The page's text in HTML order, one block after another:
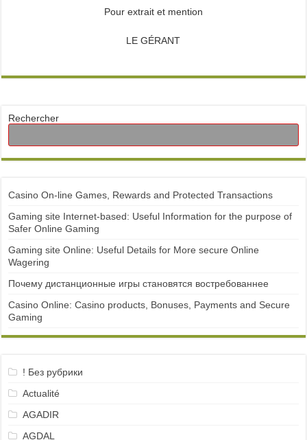
Pour extrait et mention
LE GÉRANT
Rechercher
Casino On-line Games, Rewards and Protected Transactions
Gaming site Internet-based: Useful Information for the purpose of
Safer Online Gaming
Gaming site Online: Useful Details for More secure Online
Wagering
Почему дистанционные игры становятся востребованнее
Casino Online: Casino products, Bonuses, Payments and Secure
Gaming
! Без рубрики
Actualité
AGADIR
AGDAL